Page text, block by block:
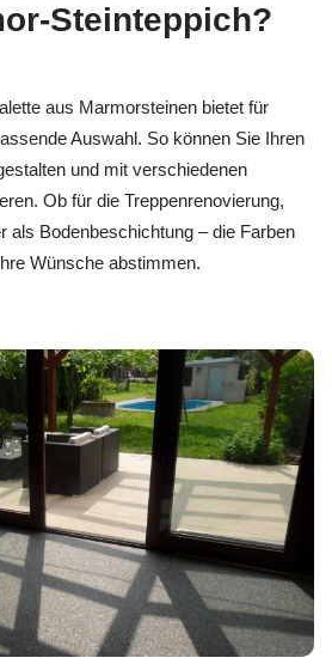
Steinteppich?
aus Marmorsteinen bietet für
Auswahl. So können Sie Ihren
und mit verschiedenen
Ob für die Treppenrenovierung,
als Bodenbeschichtung – die Farben
Wünsche abstimmen.